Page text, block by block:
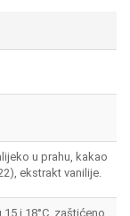
u prahu, kakao
ekstrakt vanilije.
i 18°C, zaštićeno